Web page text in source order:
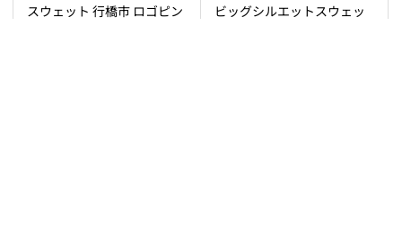
スウェット 行橋市 ロゴピン
ビッグシルエットスウェッ